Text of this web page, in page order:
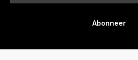
Abonneer